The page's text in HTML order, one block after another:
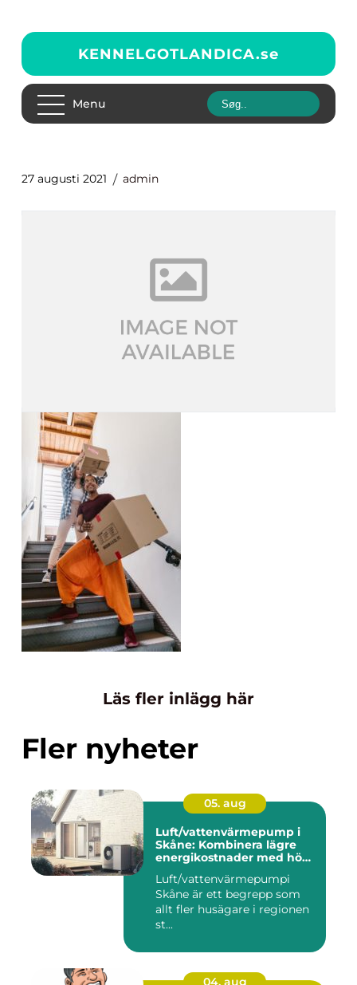
KENNELGOTLANDICA.se
Menu
27 augusti 2021 admin
Läs fler inlägg här
Fler nyheter
05. aug
Luft/vattenvärmepump i
Skåne: Kombinera lägre
energikostnader med hög
komfort
Luft/vattenvärmepumpi
Skåne är ett begrepp som
allt fler husägare i regionen
st...
04. aug